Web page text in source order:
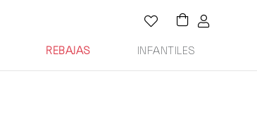
REBAJAS INFANTILES